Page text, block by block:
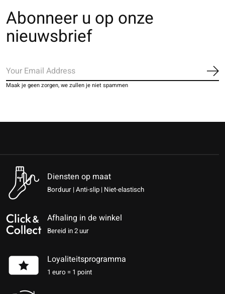
Abonneer u op onze
nieuwsbrief
Maak je geen zorgen, we zullen je niet spammen
Diensten op maat
Borduur | Anti-slip | Niet-elastisch
Afhaling in de winkel
Bereid in 2 uur
Loyaliteitsprogramma
1 euro = 1 point